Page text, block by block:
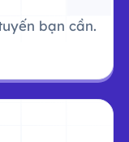
bạn cần.